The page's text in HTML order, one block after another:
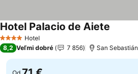
4 Počet hviezdičiek
Hotel
Hotel Palacio de Aiete
8,2 Veľmi dobré 7 856 San Sebastián
Od